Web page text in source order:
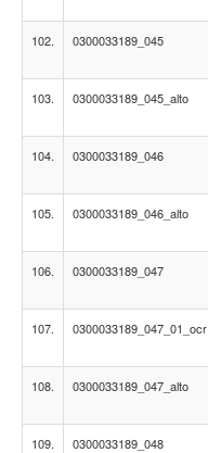
102. 0300033189_045
103. 0300033189_045_alto
104. 0300033189_046
105. 0300033189_046_alto
106. 0300033189_047
107. 0300033189_047_01_ocr
108. 0300033189_047_alto
109. 0300033189_048